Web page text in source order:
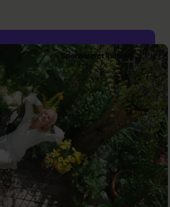
Sponsoreret indhold